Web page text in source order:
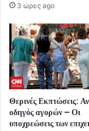
3 ώρες ago
Θερινές Εκπτώσεις:
οδηγός αγορών – Οι
υποχρεώσεις των